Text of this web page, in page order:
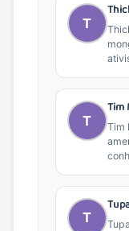
T
T
Tim
Tim
T